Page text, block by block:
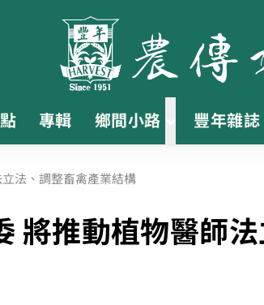
專輯 鄉間小路 豐年雜誌
法、調整畜禽產業結構
將推動植物醫師